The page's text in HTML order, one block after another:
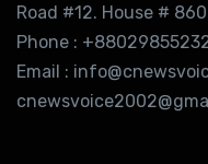
Road #12. House #
Phone :
Email :